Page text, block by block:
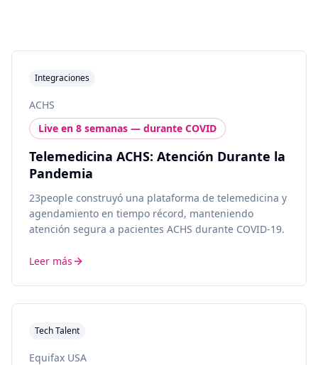
Integraciones
ACHS
Live en 8 semanas — durante COVID
Telemedicina ACHS: Atención Durante la
Pandemia
23people construyó una plataforma de telemedicina y
agendamiento en tiempo récord, manteniendo
atención segura a pacientes ACHS durante COVID-19.
Leer más
Tech Talent
Equifax USA